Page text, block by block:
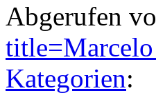
Abgerufen
Kategorien: